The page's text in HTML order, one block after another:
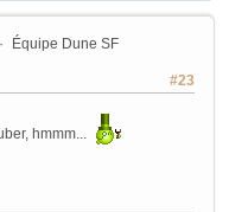
Équipe Dune SF
#23
hmmm...